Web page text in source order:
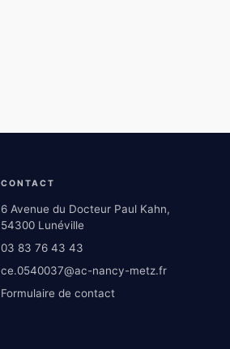
CONTACT
6 Avenue du Docteur Paul Kahn,
54300 Lunéville
03 83 76 43 43
ce.0540037@ac-nancy-metz.fr
Formulaire de contact